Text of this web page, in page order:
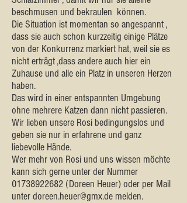
beschmusen und bekraulen können.
Die Situation ist momentan so angespannt ,
dass sie auch schon kurzzeitig einige Plätze
von der Konkurrenz markiert hat, weil sie es
nicht erträgt ,dass andere auch hier ein
Zuhause und alle ein Platz in unseren Herzen
haben.
Das wird in einer entspannten Umgebung
ohne mehrere Katzen dann nicht passieren.
Wir lieben unsere Rosi bedingungslos und
geben sie nur in erfahrene und ganz
liebevolle Hände.
Wer mehr von Rosi und uns wissen möchte
kann sich gerne unter der Nummer
01738922682 (Doreen Heuer) oder per Mail
unterdoreen.heuer@gmx.de melden.